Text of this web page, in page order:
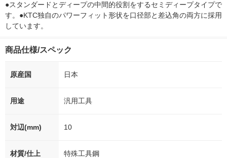
●スタンダードとディープの中間的役割をするセミディープタイプで
す。●KTC独自のパワーフィット形状を口径部と差込角の両方に採用
しています。
商品仕様/スペック
原産国 日本
用途 汎用工具
対辺(mm) 10
材質/仕上 特殊工具鋼